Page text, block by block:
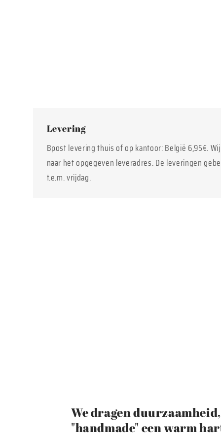
Levering
Bpost levering thuis of op kantoor: België 6,95€.
naar het opgegeven leveradres. De leveringen
t.e.m. vrijdag.
We dragen
"handmade" een warm